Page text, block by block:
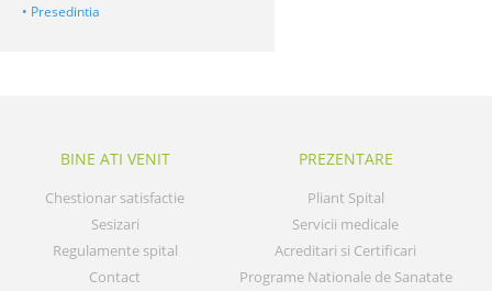
• Presedintia
BINE ATI VENIT
Chestionar satisfactie
Sesizari
Regulamente spital
Contact
PREZENTARE
Pliant Spital
Servicii medicale
Acreditari si Certificari
Programe Nationale de Sanatate